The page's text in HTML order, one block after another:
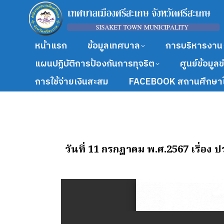
หน้าแรก ข้อมูลเทศบาล การบริหารงาน
แผนปฏิบัติการป้องกันการทุจริต
ศูนย์ข้อมูล
การใช้จ่ายเงินสะสม
FACEBOOK สถานศึกษ
วันที่ 11 กรกฎาคม พ.ศ.2567 เรื่อง